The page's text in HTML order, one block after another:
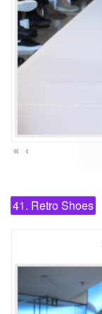
« ‹
41. Retro Shoes